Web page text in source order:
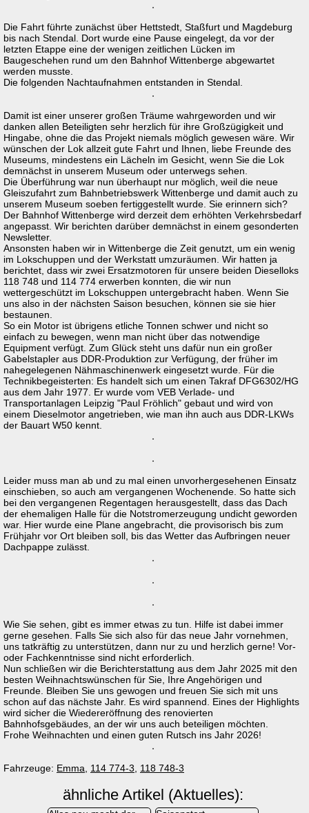
Die Fahrt führte zunächst über Hettstedt, Staßfurt und Magdeburg
bis nach Stendal. Dort wurde eine Pause eingelegt, da vor der
letzten Etappe eine der wenigen zeitlichen Lücken im
Baugeschehen rund um den Bahnhof Wittenberge abgewartet
werden musste.
Die folgenden Nachtaufnahmen entstanden in Stendal.
Damit ist einer unserer großen Träume wahrgeworden und wir
danken allen Beteiligten sehr herzlich für ihre Großzügigkeit und
Hingabe, ohne die das Projekt niemals möglich gewesen wäre. Wir
wünschen der Lok allzeit gute Fahrt und Ihnen, liebe Freunde des
Museums, mindestens ein Lächeln im Gesicht, wenn Sie die Lok
demnächst in unserem Museum oder unterwegs sehen.
Die Überführung war nun überhaupt nur möglich, weil die neue
Gleiszufahrt zum Bahnbetriebswerk Wittenberge und damit auch zu
unserem Museum soeben fertiggestellt wurde. Sie erinnern sich?
Der Bahnhof Wittenberge wird derzeit dem erhöhten Verkehrsbedarf
angepasst. Wir berichten darüber demnächst in einem gesonderten
Newsletter.
Ansonsten haben wir in Wittenberge die Zeit genutzt, um ein wenig
im Lokschuppen und der Werkstatt umzuräumen. Wir hatten ja
berichtet, dass wir zwei Ersatzmotoren für unsere beiden Dieselloks
118 748 und 114 774 erwerben konnten, die wir nun
wettergeschützt im Lokschuppen untergebracht haben. Wenn Sie
uns also in der nächsten Saison besuchen, können sie sie hier
bestaunen.
So ein Motor ist übrigens etliche Tonnen schwer und nicht so
einfach zu bewegen, wenn man nicht über das notwendige
Equipment verfügt. Zum Glück steht uns dafür nun ein großer
Gabelstapler aus DDR-Produktion zur Verfügung, der früher im
nahegelegenen Nähmaschinenwerk eingesetzt wurde. Für die
Technikbegeisterten: Es handelt sich um einen Takraf DFG6302/HG
aus dem Jahr 1977. Er wurde vom VEB Verlade- und
Transportanlagen Leipzig "Paul Fröhlich" gebaut und wird von
einem Dieselmotor angetrieben, wie man ihn auch aus DDR-LKWs
der Bauart W50 kennt.
Leider muss man ab und zu mal einen unvorhergesehenen Einsatz
einschieben, so auch am vergangenen Wochenende. So hatte sich
bei den vergangenen Regentagen herausgestellt, dass das Dach
der ehemaligen Halle für die Notstromerzeugung undicht geworden
war. Hier wurde eine Plane angebracht, die provisorisch bis zum
Frühjahr vor Ort bleiben soll, bis das Wetter das Aufbringen neuer
Dachpappe zulässt.
Wie Sie sehen, gibt es immer etwas zu tun. Hilfe ist dabei immer
gerne gesehen. Falls Sie sich also für das neue Jahr vornehmen,
uns tatkräftig zu unterstützen, dann nur zu und herzlich gerne! Vor-
oder Fachkenntnisse sind nicht erforderlich.
Nun schließen wir die Berichterstattung aus dem Jahr 2025 mit den
besten Weihnachtswünschen für Sie, Ihre Angehörigen und
Freunde. Bleiben Sie uns gewogen und freuen Sie sich mit uns
schon auf das nächste Jahr. Es wird spannend. Eines der Highlights
wird sicher die Wiedereröffnung des renovierten
Bahnhofsgebäudes, an der wir uns auch beteiligen möchten.
Frohe Weihnachten und einen guten Rutsch ins Jahr 2026!
Fahrzeuge: Emma 114 774-3 118 748-3
ähnliche Artikel (Aktuelles):